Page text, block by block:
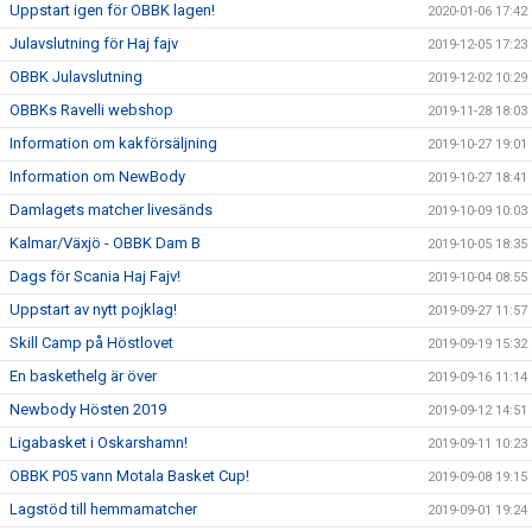
Uppstart igen för OBBK lagen! 2020-01-06 17:42
Julavslutning för Haj fajv 2019-12-05 17:23
OBBK Julavslutning 2019-12-02 10:29
OBBKs Ravelli webshop 2019-11-28 18:03
Information om kakförsäljning 2019-10-27 19:01
Information om NewBody 2019-10-27 18:41
Damlagets matcher livesänds 2019-10-09 10:03
Kalmar/Växjö - OBBK Dam B 2019-10-05 18:35
Dags för Scania Haj Fajv! 2019-10-04 08:55
Uppstart av nytt pojklag! 2019-09-27 11:57
Skill Camp på Höstlovet 2019-09-19 15:32
En baskethelg är över 2019-09-16 11:14
Newbody Hösten 2019 2019-09-12 14:51
Ligabasket i Oskarshamn! 2019-09-11 10:23
OBBK P05 vann Motala Basket Cup! 2019-09-08 19:15
Lagstöd till hemmamatcher 2019-09-01 19:24